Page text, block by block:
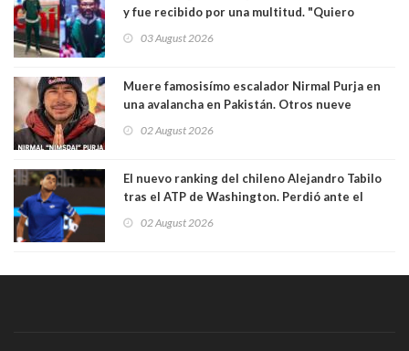
y fue recibido por una multitud. "Quiero
hinchas"
03 August 2026
Muere famosisímo escalador Nirmal Purja en
una avalancha en Pakistán. Otros nueve
02 August 2026
El nuevo ranking del chileno Alejandro Tabilo
tras el ATP de Washington. Perdió ante el
02 August 2026